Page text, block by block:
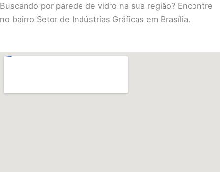
Buscando por parede de vidro na sua região? Encontre
no bairro Setor de Indústrias Gráficas em Brasília.